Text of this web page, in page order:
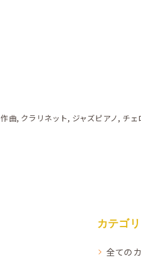
作曲 クラリネット ジャズピアノ チェ
カテゴ
全ての